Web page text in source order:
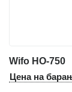
Wifo HO-750
Цена на